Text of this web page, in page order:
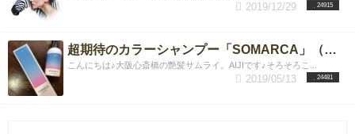
24915
2019/12/29
超期待のカラーシャンプー「SOMARCA」（ソマルカ）は本当に染まるか？？検証&リアルゲストデータプレビューレポート
こんにちは♪大阪心斎橋の艶髪サムライ。AIJIです♪そろそろこ...
24481
2019/05/13